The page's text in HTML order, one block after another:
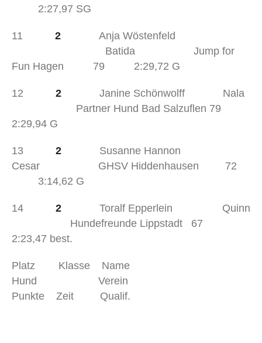
2:27,97 SG
11 2 Anja Wöstenfeld
Batida Jump for
Fun Hagen 79 2:29,72 G
12 2 Janine Schönwolff Nala
Partner Hund Bad Salzuflen 79
2:29,94 G
13 2 Susanne Hannon
Cesar GHSV Hiddenhausen 72
3:14,62 G
14 2 Toralf Epperlein Quinn
Hundefreunde Lippstadt 67
2:23,47 best.
Platz Klasse Name
Hund Verein
Punkte Zeit Qualif.